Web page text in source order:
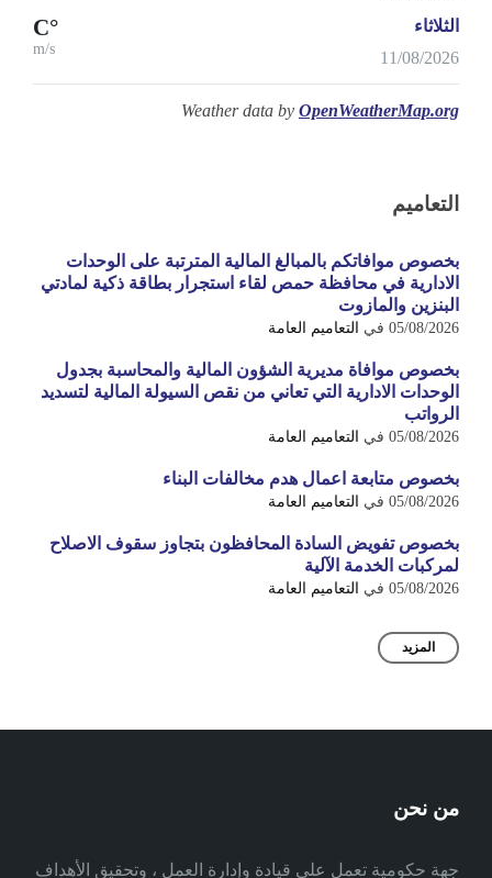
الثلاثاء
11/08/2026
°C
m/s
Weather data by OpenWeatherMap.org
التعاميم
بخصوص موافاتكم بالمبالغ المالية المترتبة على الوحدات
الادارية في محافظة حمص لقاء استجرار بطاقة ذكية لمادتي
البنزين والمازوت
05/08/2026 في التعاميم العامة
بخصوص موافاة مديرية الشؤون المالية والمحاسبة بجدول
الوحدات الادارية التي تعاني من نقص السيولة المالية لتسديد
الرواتب
05/08/2026 في التعاميم العامة
بخصوص متابعة اعمال هدم مخالفات البناء
05/08/2026 في التعاميم العامة
بخصوص تفويض السادة المحافظون بتجاوز سقوف الاصلاح
لمركبات الخدمة الآلية
05/08/2026 في التعاميم العامة
المزيد
من نحن
جهة حكومية تعمل على قيادة وإدارة العمل ، وتحقيق الأهداف